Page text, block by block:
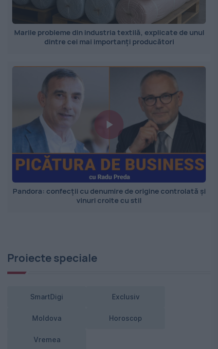
Marile probleme din industria textilă, explicate de unul
dintre cei mai importanți producători
Pandora: confecții cu denumire de origine controlată și
vinuri croite cu stil
Proiecte speciale
SmartDigi Exclusiv
Moldova Horoscop
Vremea